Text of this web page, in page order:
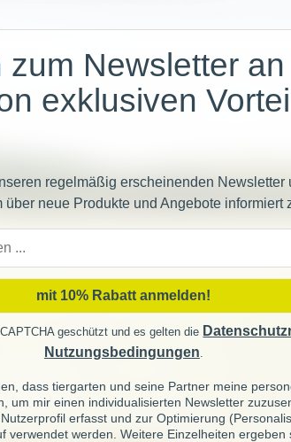
zum Newsletter an
exklusiven
regelmäßig erscheinenden Newsletter
über neue Produkte und Angebote informiert
Adresse
mit 10% Rabatt anmelden!
geschützt und es gelten die
Nutzungsbedingungen.
dass tiergarten und seine Partner meine
um mir einen individualisierten Newsletter
erfasst und zur Optimierung
verwendet werden. Weitere Einzelheiten ergeben